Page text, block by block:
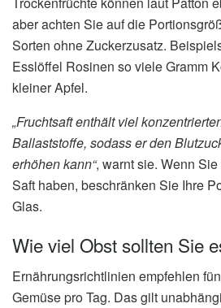
aber achten Sie auf die
Sorten ohne Zuckerzusatz.
Esslöffel Rosinen so viele Gramm
kleiner Apfel.
„Fruchtsaft enthält viel
Ballaststoffe, sodass er den
erhöhen kann“, warnt sie. Wenn
Saft haben, beschränken Sie Ihre
Glas.
Wie viel Obst sollten Sie
Ernährungsrichtlinien empfehlen
Gemüse pro Tag. Das gilt